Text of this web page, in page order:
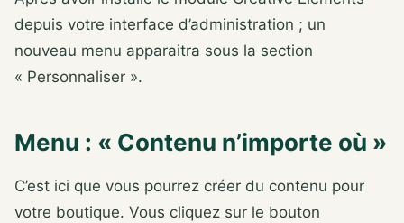
depuis votre interface d’administration ; un
nouveau menu apparaitra sous la section
« Personnaliser ».
Menu : « Contenu n’importe où »
C’est ici que vous pourrez créer du contenu pour
votre boutique. Vous cliquez sur le bouton